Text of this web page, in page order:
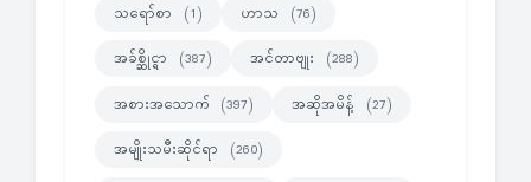
သရော်စာ (1) ဟာသ (76)
အခ်စ္ဆိုင္ရာ (387) အင်တာဗျုး (288)
အစားအသောက် (397) အဆိုအမိန့် (27)
အမျိုးသမီးဆိုင်ရာ (260)